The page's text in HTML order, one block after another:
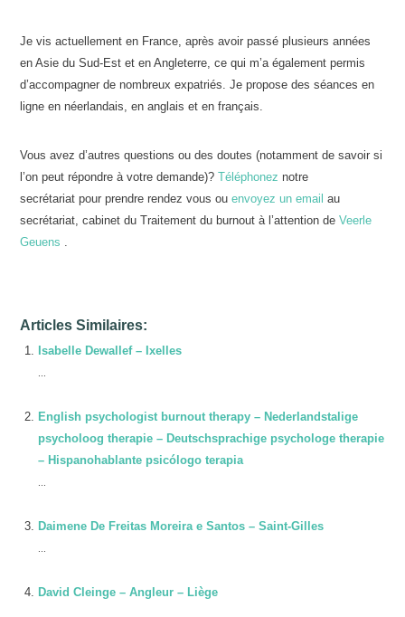
Je vis actuellement en France, après avoir passé plusieurs années
en Asie du Sud-Est et en Angleterre, ce qui m’a également permis
d’accompagner de nombreux expatriés. Je propose des séances en
ligne en néerlandais, en anglais et en français.
Vous avez d’autres questions ou des doutes (notamment de savoir si
l’on peut répondre à votre demande)? Téléphonez notre
secrétariat pour prendre rendez vous ou envoyez un email au
secrétariat, cabinet du Traitement du burnout à l’attention de Veerle
Geuens
Articles Similaires:
Isabelle Dewallef – Ixelles
English psychologist burnout therapy – Nederlandstalige
psycholoog therapie – Deutschsprachige psychologe therapie
– Hispanohablante psicólogo terapia
Daimene De Freitas Moreira e Santos – Saint-Gilles
David Cleinge – Angleur – Liège